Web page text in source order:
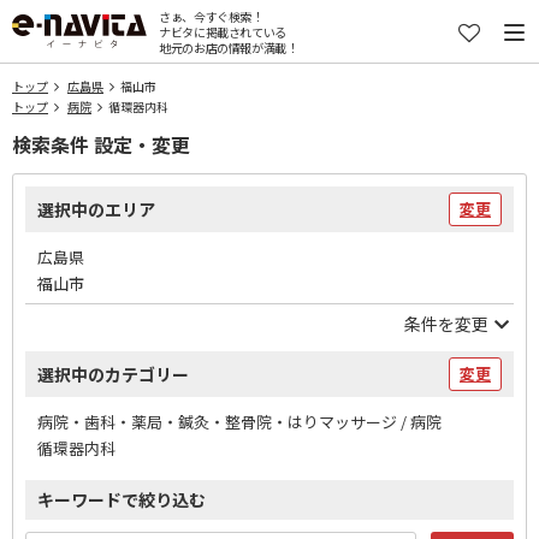
さぁ、今すぐ検索！
ナビタに掲載されている
地元のお店の情報が満載！
トップ 広島県
福山市
トップ
病院 循環器内科
検索条件 設定・変更
選択中のエリア 変更
広島県
福山市
条件を変更
選択中のカテゴリー 変更
病院・歯科・薬局・鍼灸・整骨院・はりマッサージ / 病院
循環器内科
キーワードで絞り込む